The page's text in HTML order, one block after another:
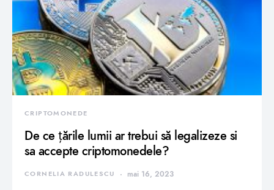
CRIPTOMONEDE
De ce țările lumii ar trebui să legalizeze si
sa accepte criptomonedele?
CORNELIA RADULESCU mai 16, 2023